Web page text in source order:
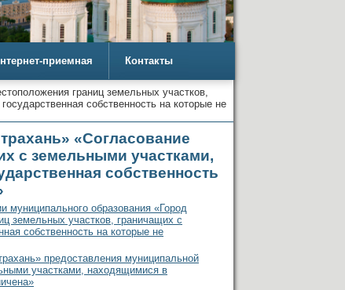
приемная Контакты
границ земельных участков,
собственность на которые не
«Согласование
с земельными участками,
собственность
муниципального образования «Город
земельных участков, граничащих с
собственность на которые не
предоставления муниципальной
участками, находящимися в